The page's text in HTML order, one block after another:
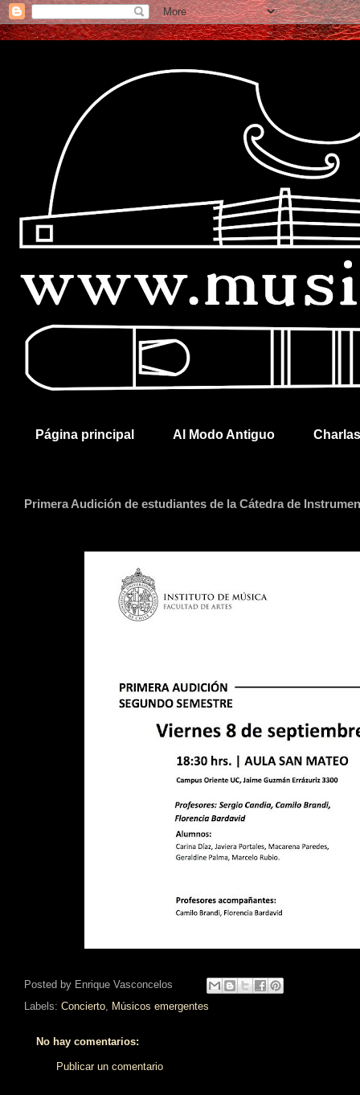
Página principal Al Modo Antiguo
Primera Audición de estudiantes de la Cátedra de
Posted by Enrique Vasconcelos
Labels: Concierto, Músicos emergentes
No hay comentarios:
Publicar un comentario